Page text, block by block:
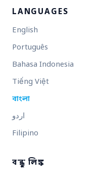
LANGUAGES
English
Português
Bahasa Indonesia
Tiếng Việt
বাংলা
اردو
Filipino
বন্ধু লিঙ্ক